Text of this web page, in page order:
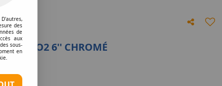
715 CO2 6'' CHROMÉ
avis
des
de
aux
sous-
en